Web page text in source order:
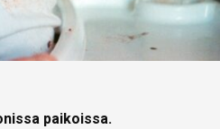
paikoissa.